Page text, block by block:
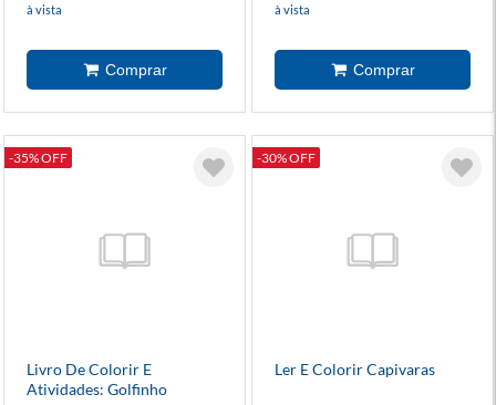
à vista à vista
-35% OFF
Livro De Colorir E
Atividades: Golfinho
-30% OFF
Ler E Colorir Capivaras